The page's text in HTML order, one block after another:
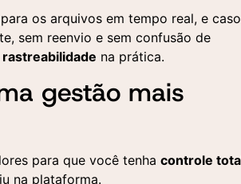
os arquivos em tempo real, e caso
sem reenvio e sem confusão de
rastreabilidade na prática.
gestão mais
para que você tenha controle
na plataforma.
realização de um contato
comercial e o recebimento
fornecidos aqui para a
realização de um contato
comercial e o recebimento
Aceito a utilização dos
fornecidos aqui para a
realização de um contato
comercial e o recebimento
materiais publicitários